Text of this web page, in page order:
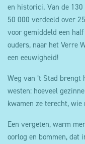
en historici. Van de
50 000 verdeeld over
voor gemiddeld een
ouders, naar het Verre
een eeuwigheid!
Weg van ’t Stad brengt
westen: hoeveel
kwamen ze terecht,
Een vergeten, warm
oorlog en bommen, dat